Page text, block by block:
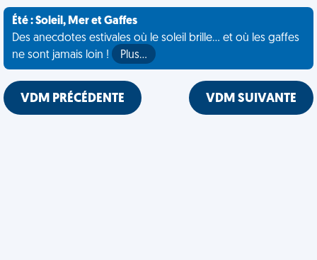
Été : Soleil, Mer et Gaffes
Des anecdotes estivales où le soleil brille... et où les gaffes
ne sont jamais loin !
Plus…
VDM PRÉCÉDENTE VDM SUIVANTE